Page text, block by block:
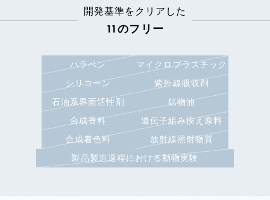
開発基準をクリアした
11のフリー
パラベン
マイクロプラスチック
シリコーン
紫外線吸収剤
石油系界面活性剤
鉱物油
合成香料
遺伝子組み換え原料
合成着色料
放射線照射物質
製品製造過程における動物実験